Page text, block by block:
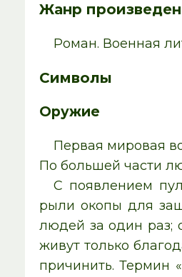
Жанр
Роман. Военная
Символы
Оружие
Первая мировая
По большей части
С появлением
рыли окопы для
людей за один раз;
живут только
причинить. Термин